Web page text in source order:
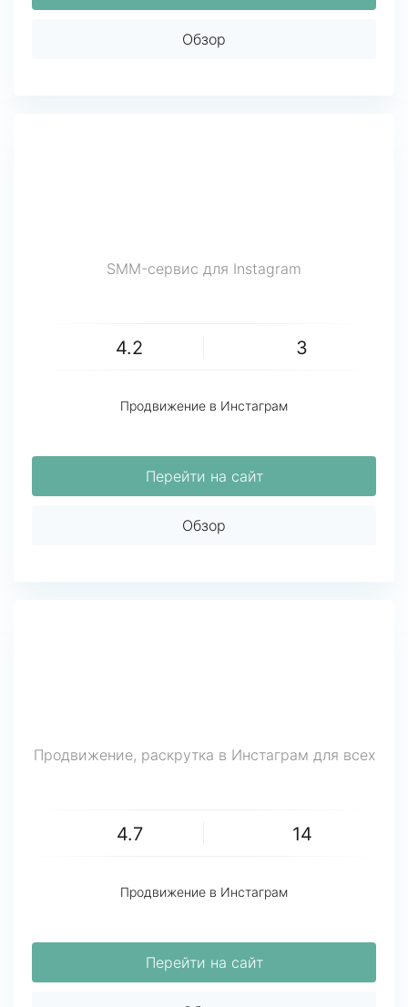
Обзор
SMM-сервис для Instagram
4.2 3
Продвижение в Инстаграм
Перейти на сайт
Обзор
Продвижение, раскрутка в Инстаграм для всех
4.7 14
Продвижение в Инстаграм
Перейти на сайт